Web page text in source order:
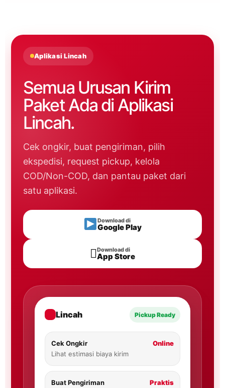
Aplikasi Lincah
Semua Urusan Kirim
Paket Ada di Aplikasi
Lincah.
Cek ongkir, buat pengiriman, pilih
ekspedisi, request pickup, kelola
COD/Non-COD, dan pantau paket dari
satu aplikasi.
Download di
Google Play
Download di
App Store
Lincah Pickup Ready
Cek Ongkir
Lihat estimasi biaya kirim
Online
Buat Pengiriman
Praktis